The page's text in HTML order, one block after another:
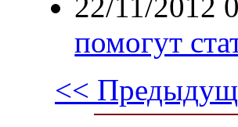
помогут
<<